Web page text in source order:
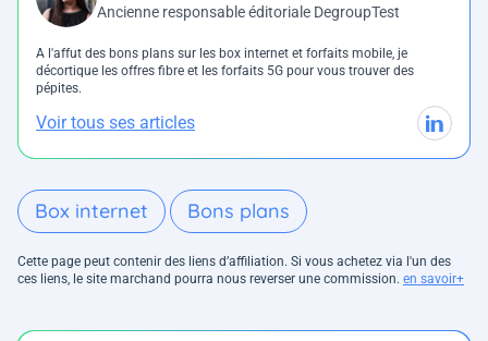
Ancienne responsable éditoriale DegroupTest
A l'affut des bons plans sur les box internet et forfaits mobile, je
décortique les offres fibre et les forfaits 5G pour vous trouver des
pépites.
Voir tous ses articles
Box internet Bons plans
Cette page peut contenir des liens d’affiliation. Si vous achetez via l'un des
ces liens, le site marchand pourra nous reverser une commission. en savoir+